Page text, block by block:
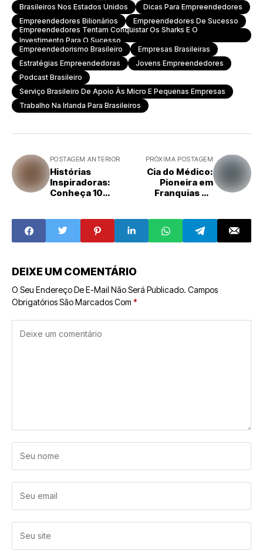
Brasileiros Nos Estados Unidos
Dicas Para Empreendedores
Empreendedores Bilionários
Empreendedores De Sucesso
Empreendedores Tentam Conquistar Os Sharks E O
Investimento Para O Sucesso
Empreendedorismo Brasileiro
Empresas Brasileiras
Estratégias Empreendedoras
Jovens Empreendedores
Podcast Brasileiro
Serviço Brasileiro De Apoio Às Micro E Pequenas Empresas
Trabalho Na Irlanda Para Brasileiros
POSTAGEM ANTERIOR
Histórias
Inspiradoras:
Conheça 10
Sucesso
PRÓXIMA POSTAGEM
Cia do Médico:
Pioneira em
Franquias de
de Serviço e
Locação em
Medical Centers
DEIXE UM COMENTÁRIO
O Seu Endereço De E-Mail Não Será Publicado. Campos
Obrigatórios São Marcados Com *